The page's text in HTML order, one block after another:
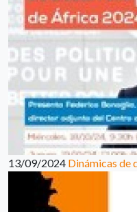
13/09/2024 Dinámicas de